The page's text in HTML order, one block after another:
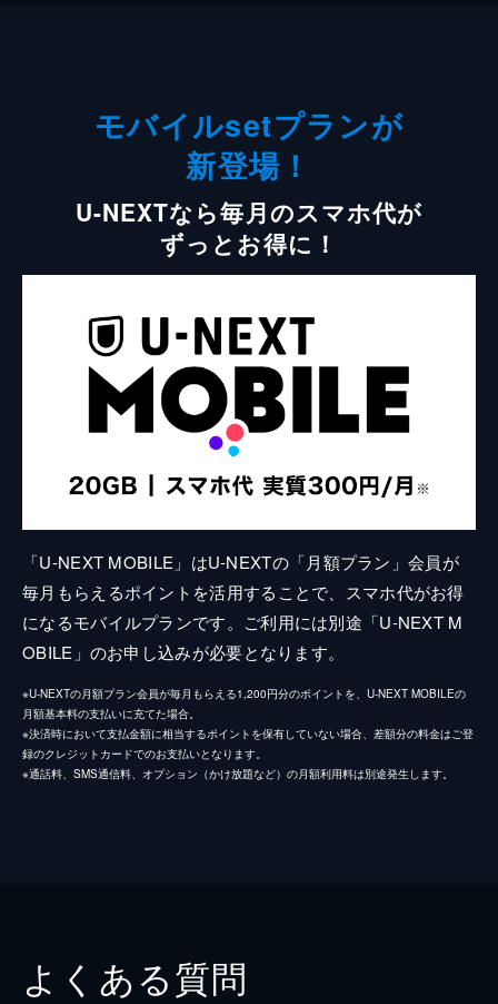
モバイルsetプランが
新登場！
U-NEXTなら毎月のスマホ代が
ずっとお得に！
「U-NEXT MOBILE」はU-NEXTの「月額プラン」会員が
毎月もらえるポイントを活用することで、スマホ代がお得
になるモバイルプランです。ご利用には別途「U-NEXT M
OBILE」のお申し込みが必要となります。
※U-NEXTの月額プラン会員が毎月もらえる1,200円分のポイントを、U-NEXT MOBILEの
月額基本料の支払いに充てた場合。
※決済時において支払金額に相当するポイントを保有していない場合、差額分の料金はご登
録のクレジットカードでのお支払いとなります。
※通話料、SMS通信料、オプション（かけ放題など）の月額利用料は別途発生します。
よくある質問